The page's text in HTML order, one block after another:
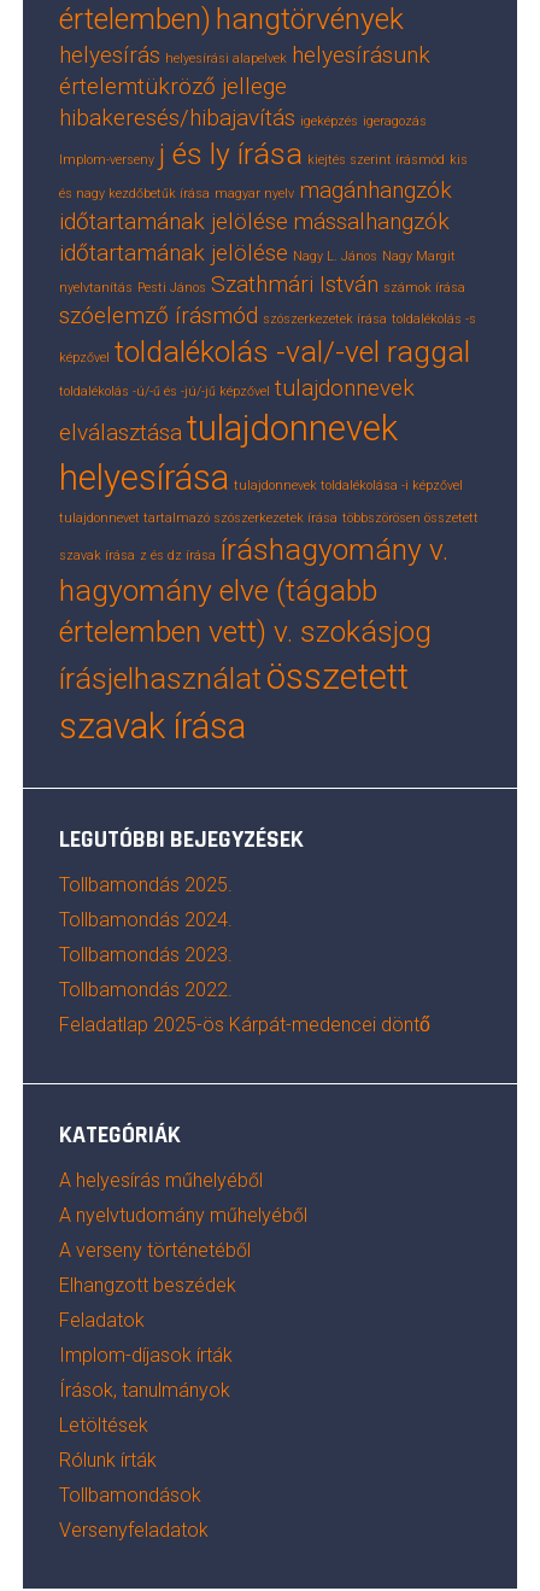
értelemben) hangtörvények
helyesírás helyesírási alapelvek helyesírásunk
értelemtükröző jellege
hibakeresés/hibajavítás igeképzés igeragozás
Implom-verseny j és ly írása kiejtés szerint írásmód kis
és nagy kezdőbetűk írása magyar nyelv magánhangzók
időtartamának jelölése mássalhangzók
időtartamának jelölése Nagy L. János Nagy Margit
nyelvtanítás Pesti János Szathmári István számok írása
szóelemző írásmód szószerkezetek írása toldalékolás -s
képzővel toldalékolás -val/-vel raggal
toldalékolás -ú/-ű és -jú/-jű képzővel tulajdonnevek
elválasztásatulajdonnevek
helyesírása tulajdonnevek toldalékolása -i képzővel
tulajdonnevet tartalmazó szószerkezetek írása többszörösen összetett
szavak írása z és dz írása íráshagyomány v.
hagyomány elve (tágabb
értelemben vett) v. szokásjog
írásjelhasználatösszetett
szavak írása
LEGUTÓBBI BEJEGYZÉSEK
Tollbamondás 2025.
Tollbamondás 2024.
Tollbamondás 2023.
Tollbamondás 2022.
Feladatlap 2025-ös Kárpát-medencei döntő
KATEGÓRIÁK
A helyesírás műhelyéből
A nyelvtudomány műhelyéből
A verseny történetéből
Elhangzott beszédek
Feladatok
Implom-díjasok írták
Írások, tanulmányok
Letöltések
Rólunk írták
Tollbamondások
Versenyfeladatok